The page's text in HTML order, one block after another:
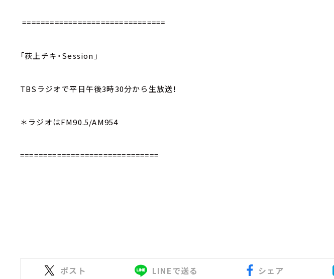
===============================
「荻上チキ・Session」
TBSラジオで平日午後3時30分から生放送！
＊ラジオはFM90.5/AM954
==============================
ポスト LINEで送る シェア